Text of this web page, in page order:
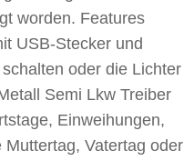
worden. Features
USB-Stecker und
oder die Lichter
Semi Lkw Treiber
Einweihungen,
Vatertag oder